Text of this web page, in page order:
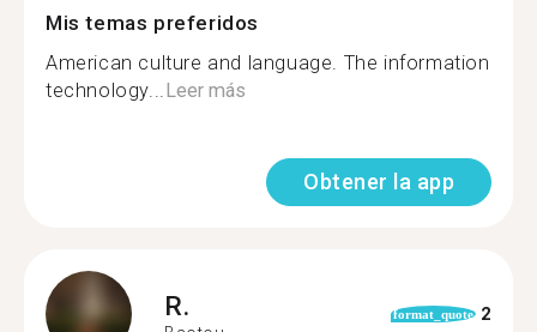
Mis temas preferidos
American culture and language. The information
technology...Leer más
Obtener la app
R. format_quote 2